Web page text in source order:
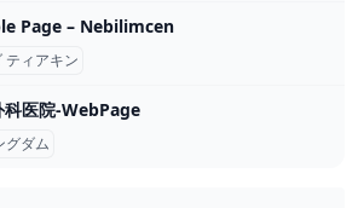
Page – Nebilimcen
ティアキン
科医院-WebPage
グダム